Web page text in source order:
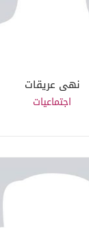
نهى عريقات
اجتماعيات